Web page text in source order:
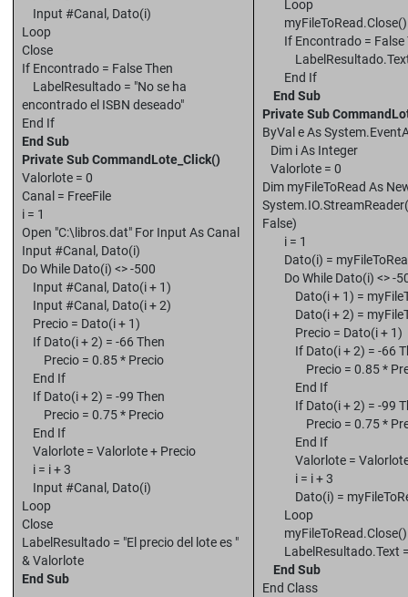
Input #Canal, Dato(i)
Loop
Close
If Encontrado = False Then
LabelResultado = "No se ha
encontrado el ISBN deseado"
End If
End Sub
Private Sub CommandLote_Click()
Valorlote = 0
Canal = FreeFile
i = 1
Open "C:\libros.dat" For Input As Canal
Input #Canal, Dato(i)
Do While Dato(i) <> -500
Input #Canal, Dato(i + 1)
Input #Canal, Dato(i + 2)
Precio = Dato(i + 1)
If Dato(i + 2) = -66 Then
Precio = 0.85 * Precio
End If
If Dato(i + 2) = -99 Then
Precio = 0.75 * Precio
End If
Valorlote = Valorlote + Precio
i = i + 3
Input #Canal, Dato(i)
Loop
Close
LabelResultado = "El precio del lote es "
& Valorlote
End Sub
Loop
myFileToRead.Close()
If Encontrado = False
LabelResultado.Text =
End If
End Sub
Private Sub
ByVal e As
Dim i As Integer
Valorlote = 0
Dim myFileToRead As
False)
i = 1
Dato(i) =
Do While Dato(i) <> -
Dato(i + 1) =
Dato(i + 2) =
Precio = Dato(i + 1)
If Dato(i + 2) = -66
Precio = 0.85 *
End If
If Dato(i + 2) = -99
Precio = 0.75 *
End If
Valorlote = Valorlote
i = i + 3
Dato(i) =
Loop
myFileToRead.Close()
LabelResultado.Text =
End Sub
End Class